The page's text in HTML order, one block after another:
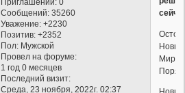
Приглашений: 0
Сообщений: 35260
Уважение: +2230
Позитив: +2352
Пол: Мужской
Провел на форуме:
1 год 0 месяцев
Последний визит:
Среда, 23 ноября, 2022г. 02:37
Новый